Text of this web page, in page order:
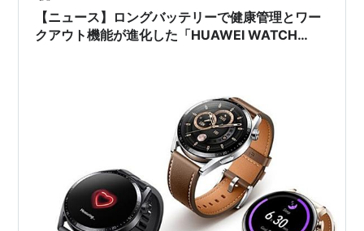
ア…
【ニュース】ロングバッテリーで健康管理とワー
クアウト機能が進化した「HUAWEI WATCH